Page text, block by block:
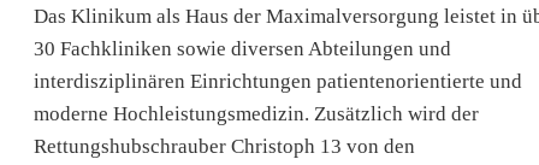
Das Klinikum als Haus der Maximalversorgung leistet in
30 Fachkliniken sowie diversen Abteilungen und
interdisziplinären Einrichtungen patientenorientierte und
moderne Hochleistungsmedizin. Zusätzlich wird der
Rettungshubschrauber Christoph 13 von den